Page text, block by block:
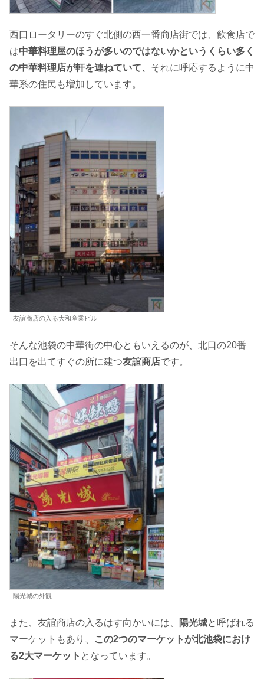
西口ロータリーのすぐ北側の西一番商店街では、飲食店で
は中華料理屋のほうが多いのではないかというくらい多く
の中華料理店が軒を連ねていて、 それに呼応するように中
華系の住民も増加しています。
友誼商店の入る大和産業ビル
そんな池袋の中華街の中心ともいえるのが、北口の20番
出口を出てすぐの所に建つ友誼商店です。
陽光城の外観
また、友誼商店の入るはす向かいには、 陽光城と呼ばれる
マーケットもあり、
この2つのマーケットが北池袋におけ
る2大マーケット となっています。